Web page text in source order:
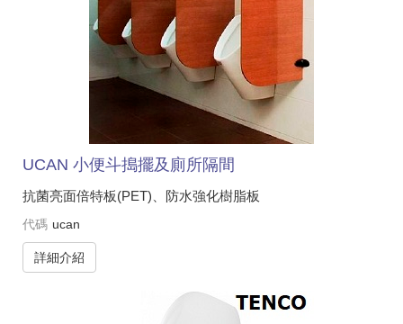
UCAN 小便斗搗擺及廁所隔間
抗菌亮面倍特板(PET)、防水強化樹脂板
代碼 ucan
詳細介紹